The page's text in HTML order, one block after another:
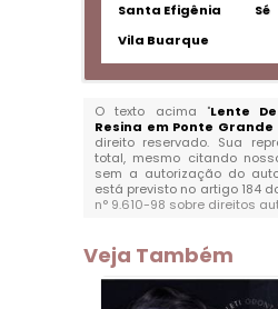
Santa Efigênia
Sé
Vila Buarque
O texto acima "Lente
Resina em Ponte
direito reservado. Sua
total, mesmo citando
sem a autorização do
está previsto no artigo 184
n° 9.610-98 sobre direitos
Veja Também